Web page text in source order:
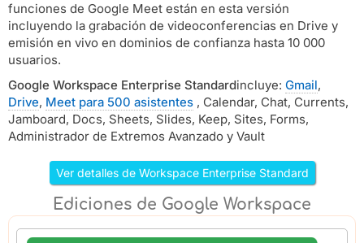
funciones de Google Meet están en esta versión
incluyendo la grabación de videoconferencias en Drive y
emisión en vivo en dominios de confianza hasta 10 000
usuarios.
Google Workspace Enterprise Standardincluye: Gmail,
Drive, Meet para 500 asistentes , Calendar, Chat, Currents,
Jamboard, Docs, Sheets, Slides, Keep, Sites, Forms,
Administrador de Extremos Avanzado y Vault
Ver detalles de Workspace Enterprise Standard
Ediciones de Google Workspace